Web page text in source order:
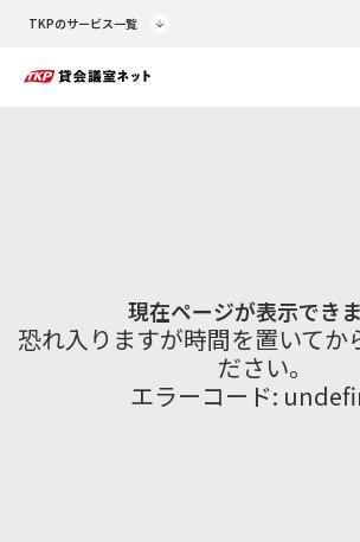
TKPのサービス一覧
現在ページが表示でき
恐れ入りますが時間を置いてか
ださい。
エラーコード: